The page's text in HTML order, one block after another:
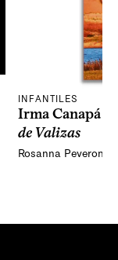
INFANTILES
Irma Canapá
de Valizas
Rosanna Peveroni